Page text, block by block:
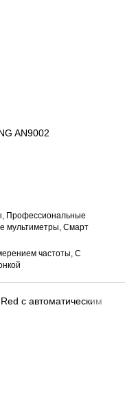
AN9002
Профессиональные
мультиметры, Смарт
частоты, С